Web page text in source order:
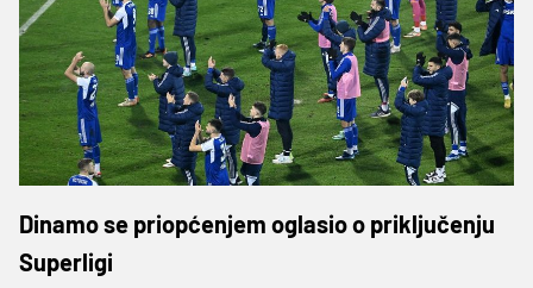
Dinamo se priopćenjem oglasio o priključenju
Superligi